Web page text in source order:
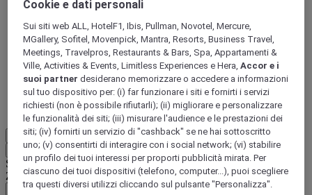
ALL Accor+ Voyager
15% di sconto tutto l'anno
sui tuoi soggiorni in +30
marchi
ISCRIVITI SUBITO
Più
Indietro
Selezionare il Paese e la lingua qui di seguito
Zona geografica
Cookie e dati personali
Sui siti web ALL, HotelF1, Ibis, Pullman, Novotel, Mercure,
MGallery, Sofitel, Movenpick, Mantra, Resorts, Business Travel,
Meetings, Travelpros, Restaurants & Bars, Spa, Appartamenti &
Ville, Activities & Events, Limitless Experiences e Hera,Accor e i
suoi partner desiderano memorizzare o accedere a informazioni
sul tuo dispositivo per: (i) far funzionare i siti e fornirti i servizi
richiesti (non è possibile rifiutarli); (ii) migliorare e personalizzare
le funzionalità dei siti; (iii) misurare l'audience e le prestazioni dei
siti; (iv) fornirti un servizio di "cashback" se ne hai sottoscritto
uno; (v) consentirti di interagire con i social network; (vi) stabilire
un profilo dei tuoi interessi per proporti pubblicità mirata. Per
ciascuno dei tuoi dispositivi (telefono, computer...), puoi scegliere
tra questi diversi utilizzi cliccando sul pulsante "Personalizza".